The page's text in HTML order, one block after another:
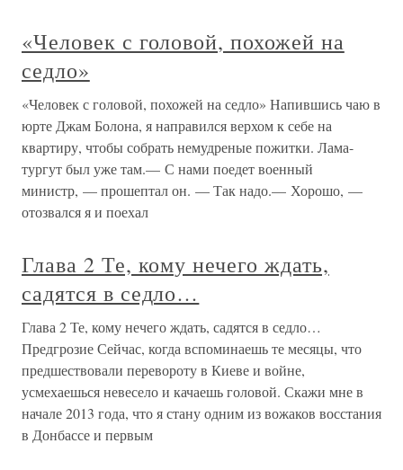
«Человек с головой, похожей на
седло»
«Человек с головой, похожей на седло» Напившись чаю в
юрте Джам Болона, я направился верхом к себе на
квартиру, чтобы собрать немудреные пожитки. Лама-
тургут был уже там.— С нами поедет военный
министр, — прошептал он. — Так надо.— Хорошо, —
отозвался я и поехал
Глава 2 Те, кому нечего ждать,
садятся в седло…
Глава 2 Те, кому нечего ждать, садятся в седло…
Предгрозие Сейчас, когда вспоминаешь те месяцы, что
предшествовали перевороту в Киеве и войне,
усмехаешься невесело и качаешь головой. Скажи мне в
начале 2013 года, что я стану одним из вожаков восстания
в Донбассе и первым